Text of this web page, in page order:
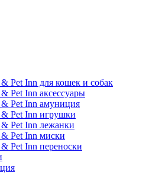
Pet Inn для кошек и собак
Pet Inn аксессуары
Pet Inn амуниция
Pet Inn игрушки
Pet Inn лежанки
Pet Inn миски
Pet Inn переноски